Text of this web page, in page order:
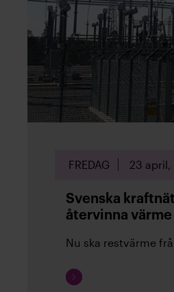
FREDAG 23 april,
Svenska
återvinna
Nu ska restvärme
Fortsätt